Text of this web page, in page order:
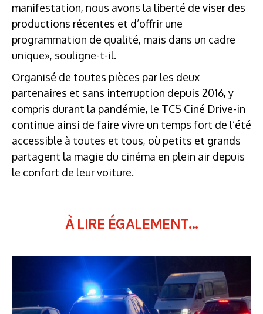
manifestation, nous avons la liberté de viser des
productions récentes et d’offrir une
programmation de qualité, mais dans un cadre
unique», souligne-t-il.
Organisé de toutes pièces par les deux
partenaires et sans interruption depuis 2016, y
compris durant la pandémie, le TCS Ciné Drive-in
continue ainsi de faire vivre un temps fort de l’été
accessible à toutes et tous, où petits et grands
partagent la magie du cinéma en plein air depuis
le confort de leur voiture.
À LIRE ÉGALEMENT...